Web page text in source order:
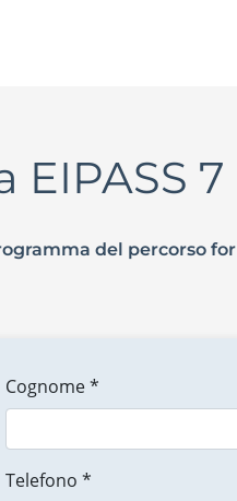
del percorso
Cognome *
Telefono *